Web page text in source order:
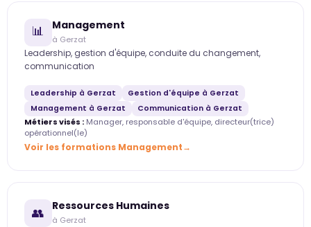
📊 Management
à Gerzat
Leadership, gestion d'équipe, conduite du changement,
communication
Leadership à Gerzat
Gestion d'équipe à Gerzat
Management à Gerzat
Communication à Gerzat
Métiers visés : Manager, responsable d'équipe, directeur(trice)
opérationnel(le)
Voir les formations Management
👥 Ressources Humaines
à Gerzat